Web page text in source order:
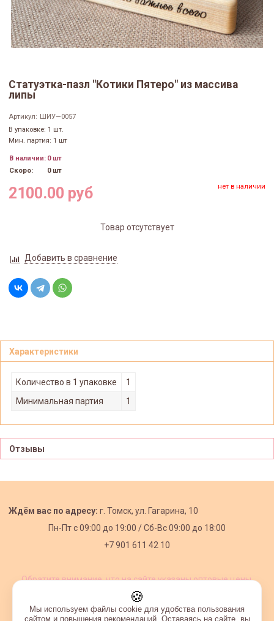
Статуэтка-пазл "Котики Пятеро" из массива
липы
Артикул: ШИУ—0057
В упаковке: 1 шт.
Мин. партия: 1 шт
В наличии: 0 шт
Скоро:
0 шт
2100.00 руб нет в наличии
Товар отсутствует
Добавить в сравнение
Характеристики
Количество в 1 упаковке
1
Минимальная партия
1
Отзывы
Ждём вас по адресу: г. Томск, ул. Гагарина, 10
Пн-Пт с09:00 до 19:00 /Сб-Вс 09:00 до 18:00
+7 901 611 42 10
Обратите внимание, что на сайте указаны оптовые цены,
🍪
Мы используем файлы cookie для удобства пользования
сайтом и повышения рекомендаций. Оставаясь на сайте, вы